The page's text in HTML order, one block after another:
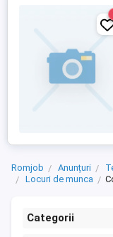
Romjob Anunțuri
Locuri de munca
Categorii